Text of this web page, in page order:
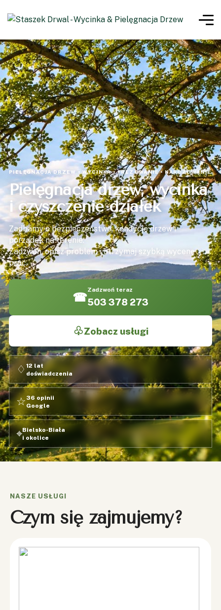
PIELĘGNACJA DRZEW • WYCINKA • FREZOWANIE • KARCZOWANIE
Pielęgnacja drzew, wycinka
i czyszczenie działek
Zadbamy o bezpieczeństwo, kondycję drzew i
porządek na terenie.
Zadzwoń, opisz problem i otrzymaj szybką wycenę
prac.
☎
Zadzwoń teraz
503 378 273
♧Zobacz usługi
♢12 lat
doświadczenia
☆ 36 opinii
Google
⌖Bielsko-Biała
i okolice
NASZE USŁUGI
Czym się zajmujemy?